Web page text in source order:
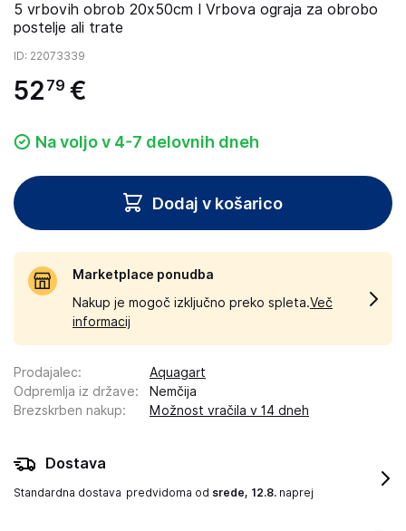
5 vrbovih obrob 20x50cm I Vrbova ograja za obrobo
postelje ali trate
ID: 22073339
52 79 €
Na voljo v 4-7 delovnih dneh
Dodaj v košarico
Marketplace ponudba
Nakup je mogoč izključno preko spleta.Več
informacij
Prodajalec:
Aquagart
Odpremlja iz države:
Nemčija
Brezskrben nakup: Možnost vračila v 14 dneh
Dostava
Standardna dostava predvidoma od srede, 12.8. naprej